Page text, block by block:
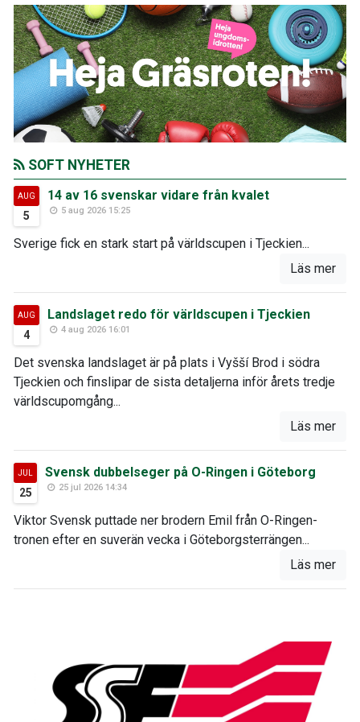
SOFT NYHETER
AUG
5
14 av 16 svenskar vidare från kvalet
5 aug 2026 15:25
Sverige fick en stark start på världscupen i Tjeckien...
Läs mer
AUG
4
Landslaget redo för världscupen i Tjeckien
4 aug 2026 16:01
Det svenska landslaget är på plats i Vyšší Brod i södra
Tjeckien och finslipar de sista detaljerna inför årets tredje
världscupomgång...
Läs mer
JUL
25
Svensk dubbelseger på O-Ringen i Göteborg
25 jul 2026 14:34
Viktor Svensk puttade ner brodern Emil från O-Ringen-
tronen efter en suverän vecka i Göteborgsterrängen...
Läs mer